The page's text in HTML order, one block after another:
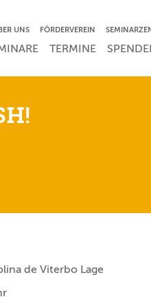
ÜBERSPRINGEN
UNS FÖRDERVEREIN
ÜBERSPRINGEN
TERMINE
de Viterbo Lage